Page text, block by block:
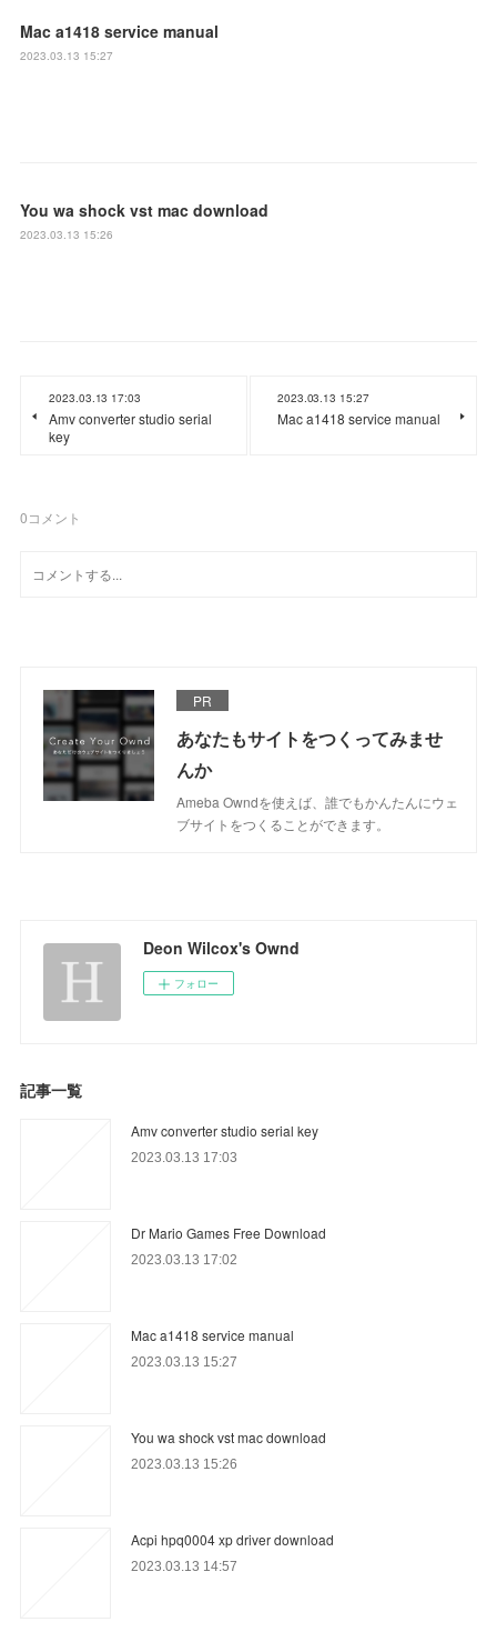
Mac a1418 service manual
2023.03.13 15:27
You wa shock vst mac download
2023.03.13 15:26
2023.03.13 17:03
Amv converter studio serial
key
2023.03.13 15:27
Mac a1418 service manual
0コメント
PR
あなたもサイトをつくってみませ
んか
Ameba Owndを使えば、誰でもかんたんにウェ
ブサイトをつくることができます。
Deon Wilcox's Ownd
フォロー
記事一覧
Amv converter studio serial key
2023.03.13 17:03
Dr Mario Games Free Download
2023.03.13 17:02
Mac a1418 service manual
2023.03.13 15:27
You wa shock vst mac download
2023.03.13 15:26
Acpi hpq0004 xp driver download
2023.03.13 14:57